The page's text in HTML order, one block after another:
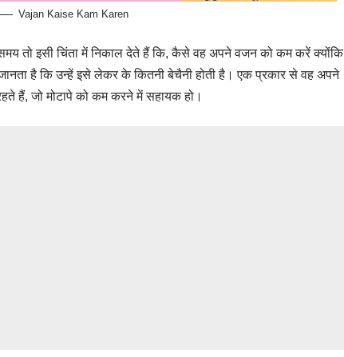
Vajan Kaise Kam Karen
तो इसी चिंता में निकाल देते हैं कि, कैसे वह अपने वजन को कम करें क्योंकि
जानता है कि उन्हें इसे लेकर के कितनी बेचैनी होती है। एक प्रकार से वह अपने
हैं, जो मोटापे को कम करने में सहायक हो।